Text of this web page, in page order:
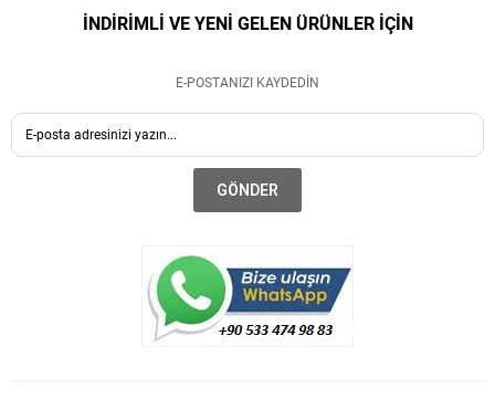
İNDİRİMLİ VE YENİ GELEN ÜRÜNLER İÇİN
E-POSTANIZI KAYDEDİN
GÖNDER